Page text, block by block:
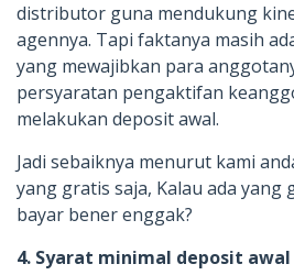
distributor guna mendukung
agennya. Tapi faktanya masih
yang mewajibkan para
persyaratan pengaktifan
melakukan deposit awal.
Jadi sebaiknya menurut kami
yang gratis saja, Kalau ada yang
bayar bener enggak?
4. Syarat minimal deposit